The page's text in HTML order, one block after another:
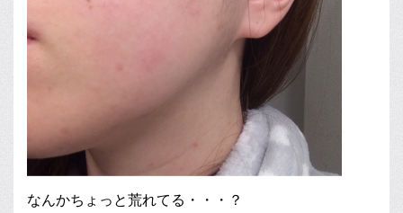
なんかちょっと荒れてる・・・？